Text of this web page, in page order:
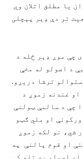
یا مطلق اتلان وي
تر دې ډېر پېچلی
چې موږ ډېر ځله د
د اصولو له مخې
ترشا دريږو.
غندنه زموږ د
چې د سالمې ټولنې
او ملي ګټو
شي، نو لکه زموږ
او قوم پالنې په
اصولو په تله کې